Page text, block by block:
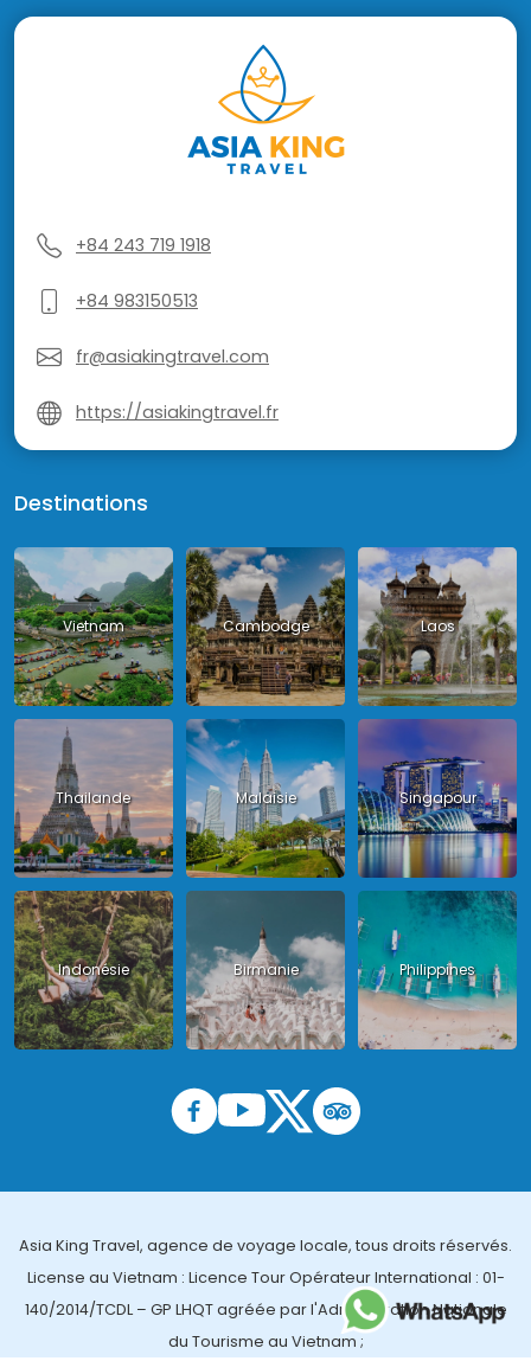
+84 243 719 1918
+84 983150513
fr@asiakingtravel.com
https://asiakingtravel.fr
Destinations
Vietnam Cambodge Laos
Thailande Malaisie Singapour
Indonésie Birmanie Philippines
Asia King Travel, agence de voyage locale, tous droits réservés.
License au Vietnam : Licence Tour Opérateur International : 01-
140/2014/TCDL – GP LHQT agréée par l'Administration Nationale
du Tourisme au Vietnam ;